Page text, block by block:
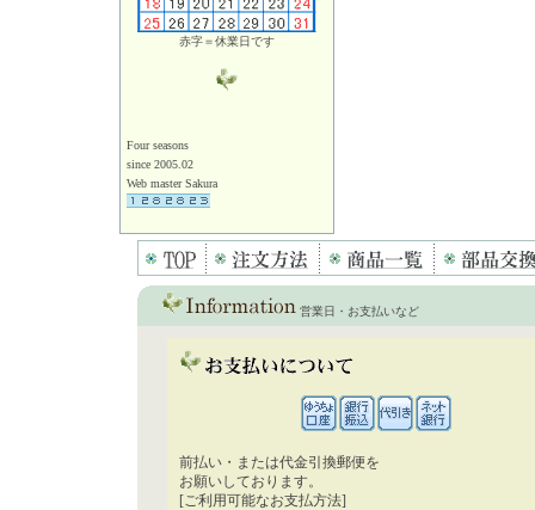
赤字＝休業日です
Four seasons
since 2005.02
Web master Sakura
営業日・お支払いなど
前払い・または代金引換郵便を
お願いしております。
[ご利用可能なお支払方法]